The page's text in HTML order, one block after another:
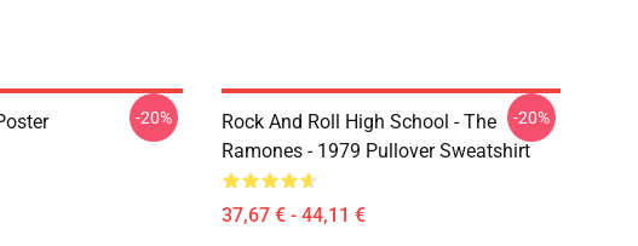
-20%
Rock And Roll High School - The
Ramones - 1979 Pullover Sweatshirt
37,67 € - 44,11 €
-20%